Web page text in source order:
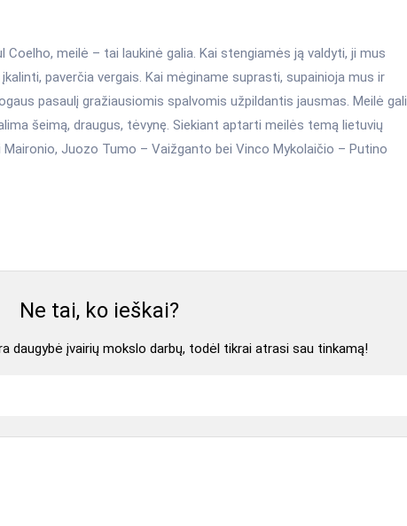
Coelho, meilė – tai laukinė galia. Kai stengiamės ją valdyti, ji mus
paverčia vergais. Kai mėginame suprasti, supainioja mus ir
pasaulį gražiausiomis spalvomis užpildantis jausmas. Meilė gali
šeimą, draugus, tėvynę. Siekiant aptarti meilės temą lietuvių
Juozo Tumo – Vaižganto bei Vinco Mykolaičio – Putino
Ne tai, ko ieškai?
daugybė įvairių mokslo darbų, todėl tikrai atrasi sau tinkamą!